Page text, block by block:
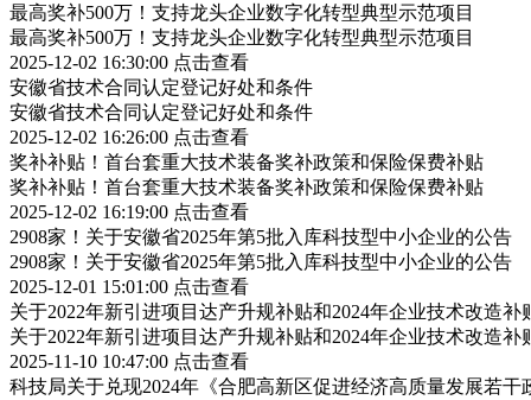
最高奖补500万！支持龙头企业数字化转型典型示范项目
最高奖补500万！支持龙头企业数字化转型典型示范项目
2025-12-02 16:30:00 点击查看
安徽省技术合同认定登记好处和条件
安徽省技术合同认定登记好处和条件
2025-12-02 16:26:00 点击查看
奖补补贴！首台套重大技术装备奖补政策和保险保费补贴
奖补补贴！首台套重大技术装备奖补政策和保险保费补贴
2025-12-02 16:19:00 点击查看
2908家！关于安徽省2025年第5批入库科技型中小企业的公告
2908家！关于安徽省2025年第5批入库科技型中小企业的公告
2025-12-01 15:01:00 点击查看
关于2022年新引进项目达产升规补贴和2024年企业技术改造
关于2022年新引进项目达产升规补贴和2024年企业技术改造
2025-11-10 10:47:00 点击查看
科技局关于兑现2024年《合肥高新区促进经济高质量发展若